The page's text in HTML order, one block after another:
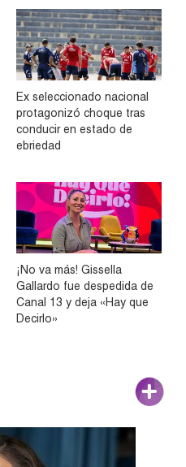
Ex seleccionado nacional
protagonizó choque tras
conducir en estado de
ebriedad
¡No va más! Gissella
Gallardo fue despedida de
Canal 13 y deja «Hay que
Decirlo»